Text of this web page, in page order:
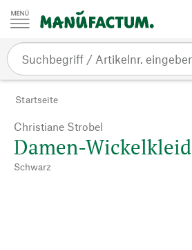
Zum Inhalt springen
Startseite
Christiane Strobel
Damen-Wickelkleid
Schwarz